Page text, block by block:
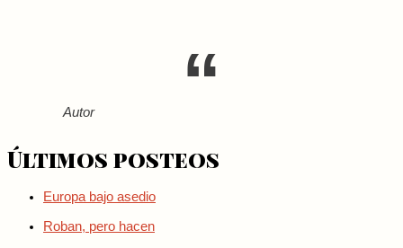
Autor
Últimos posteos
Europa bajo asedio
Roban, pero hacen